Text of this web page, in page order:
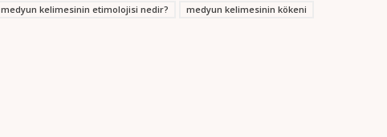
medyun kelimesinin etimolojisi nedir?
medyun kelimesinin kökeni